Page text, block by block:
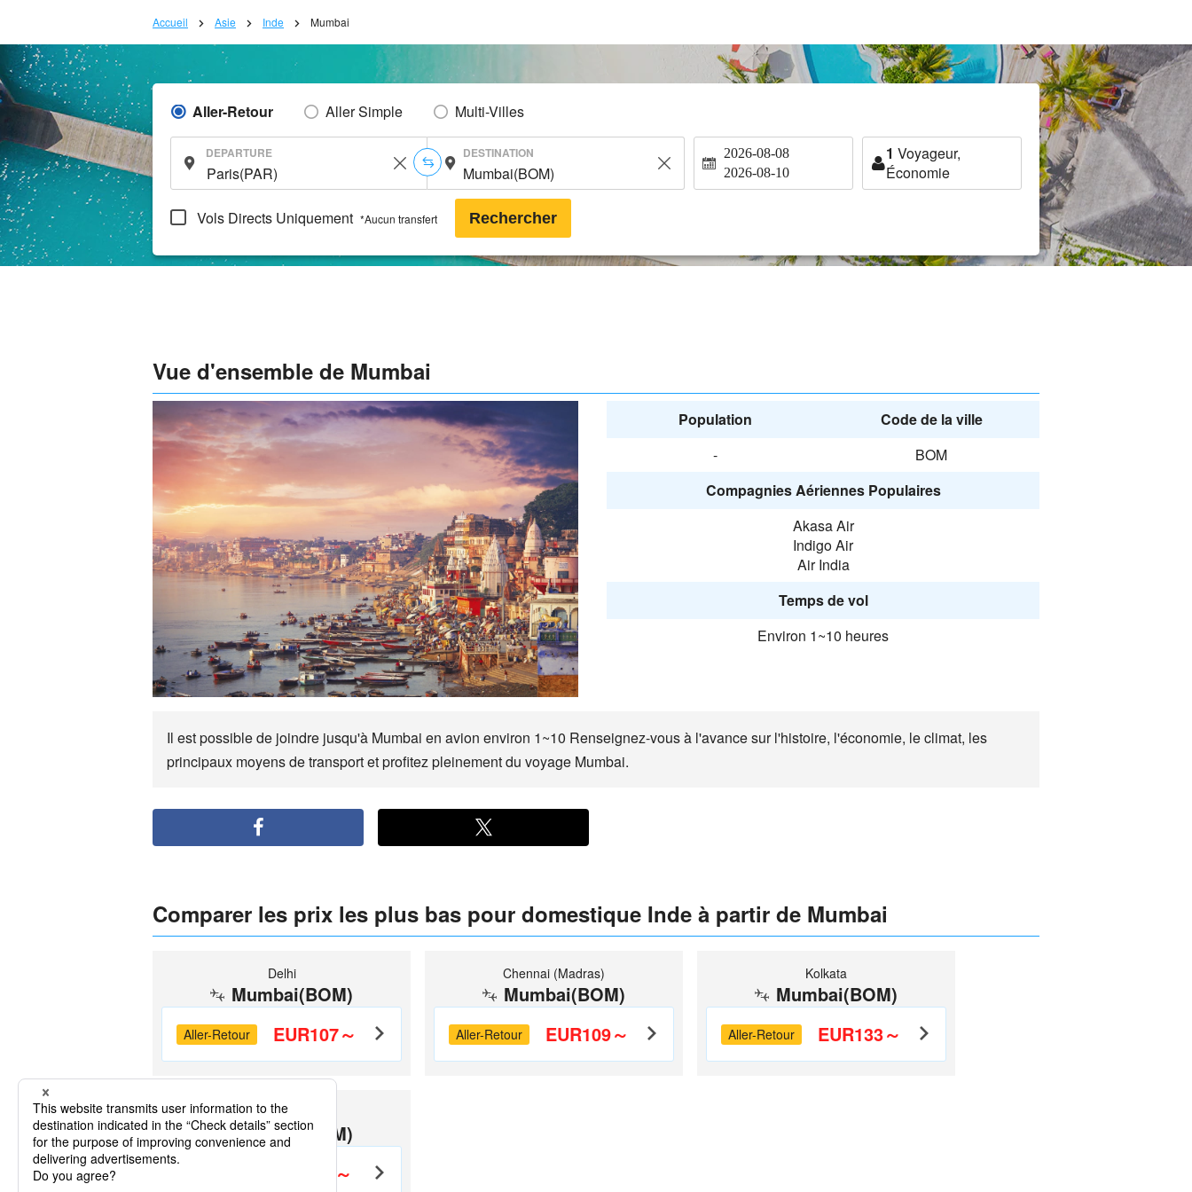
Accueil Asie Inde Mumbai
Aller-Retour Aller Simple Multi-Villes
DEPARTURE DESTINATION 2026-08-08
2026-08-10
1 Voyageur,
Économie
Vols Directs Uniquement *Aucun transfert Rechercher
Vue d'ensemble de Mumbai
Population
Code de la ville
-
BOM
Compagnies Aériennes Populaires
Akasa Air
Indigo Air
Air India
Temps de vol
Environ 1~10 heures
Il est possible de joindre jusqu'à Mumbai en avion environ 1~10 Renseignez-vous à l'avance sur l'histoire, l'économie, le climat, les
principaux moyens de transport et profitez pleinement du voyage Mumbai.
Comparer les prix les plus bas pour domestique Inde à partir de Mumbai
Delhi
Mumbai(BOM)
Aller-Retour EUR107～
Chennai (Madras)
Mumbai(BOM)
Aller-Retour EUR109～
Kolkata
Mumbai(BOM)
Aller-Retour EUR133～
Bangalore
Mumbai(BOM)
EUR88～